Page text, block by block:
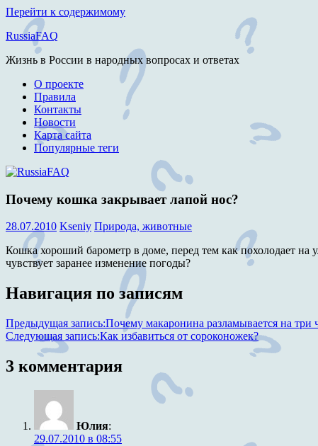
Перейти к содержимому
RussiaFAQ
Жизнь в России в народных вопросах и ответах
О проекте
Правила
Контакты
Новости
Карта сайта
Популярные теги
Почему кошка закрывает лапой нос?
28.07.2010 Kseniy Природа, животные
Кошка хороший барометр в доме, перед тем как похолодает на
чувствует заранее изменение погоды?
Навигация по записям
Предыдущая запись:Почему макаронина разламывается на три
Следующая запись:Как избавиться от сороконожек?
3 комментария
Юлия:
29.07.2010 в 08:55